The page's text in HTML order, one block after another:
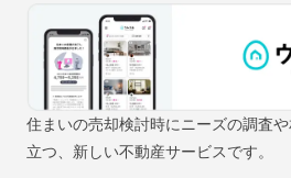
住まいの売却検討時にニーズの調査
立つ、新しい不動産サービスです。